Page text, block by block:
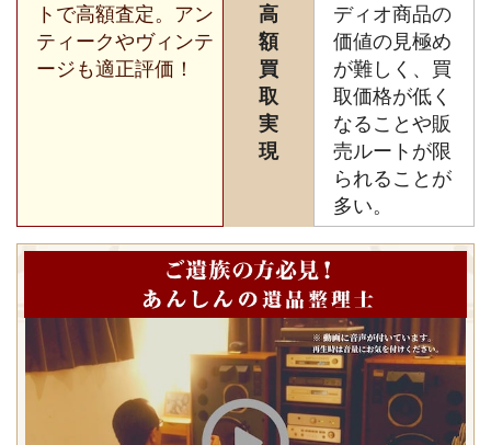
トで高額査定。アン
ティークやヴィンテ
ージも適正評価！
高
額
買
取
実
現
ディオ商品の
価値の見極め
が難しく、買
取価格が低く
なることや販
売ルートが限
られることが
多い。